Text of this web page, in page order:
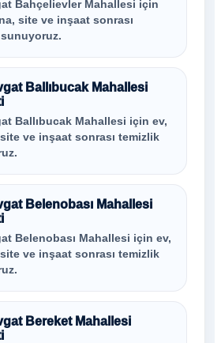
Bahçelievler Mahallesi için
site ve inşaat sonrası
Ballıbucak Mahallesi
Ballıbucak Mahallesi için ev,
ve inşaat sonrası temizlik
Belenobası Mahallesi
Belenobası Mahallesi için ev,
ve inşaat sonrası temizlik
Bereket Mahallesi